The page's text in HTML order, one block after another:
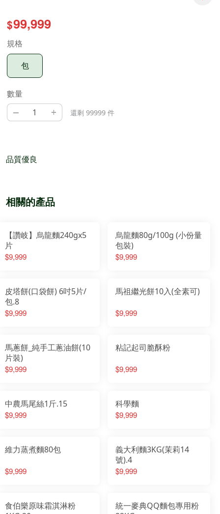
$99,999
規格
包
數量
– + 還剩 99999 件
品質優良
相關的產品
【讚岐】烏龍麵240gx5
片
$9,999
烏龍麵80g/100g (小份量
包裝)
$9,999
皮塔餅(口袋餅) 6吋5片/
包.8
$9,999
馬祖繼光餅10入(全素可)
$9,999
馬蔥餅_純手工蔥油餅(10
片裝)
$9,999
粘記起司脆酥粉
$9,999
中農馬尾絲1斤.15
$9,999
科學麵
$9,999
維力蒸煮麵80包
$9,999
義大利麵3KG(茉莉14
號).4
$9,999
食伯樂原味霜淇淋粉
統一麥典QQ麵包專用粉